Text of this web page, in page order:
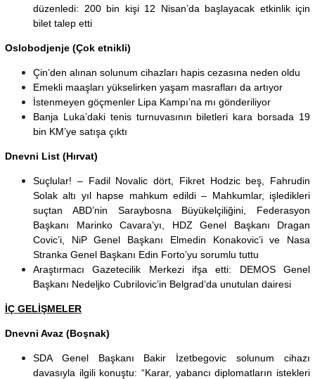
düzenledi: 200 bin kişi 12 Nisan’da başlayacak etkinlik için
bilet talep etti
Oslobodjenje (Çok etnikli)
Çin’den alınan solunum cihazları hapis cezasına neden oldu
Emekli maaşları yükselirken yaşam masrafları da artıyor
İstenmeyen göçmenler Lipa Kampı’na mı gönderiliyor
Banja Luka’daki tenis turnuvasının biletleri kara borsada 19
bin KM’ye satışa çıktı
Dnevni List (Hırvat)
Suçlular! – Fadil Novalic dört, Fikret Hodzic beş, Fahrudin
Solak altı yıl hapse mahkum edildi – Mahkumlar, işledikleri
suçtan ABD’nin Saraybosna Büyükelçiliğini, Federasyon
Başkanı Marinko Cavara’yı, HDZ Genel Başkanı Dragan
Covic’i, NiP Genel Başkanı Elmedin Konakovic’i ve Nasa
Stranka Genel Başkanı Edin Forto’yu sorumlu tuttu
Araştırmacı Gazetecilik Merkezi ifşa etti: DEMOS Genel
Başkanı Nedeljko Cubrilovic’in Belgrad’da unutulan dairesi
İÇ GELİŞMELER
Dnevni Avaz (Boşnak)
SDA Genel Başkanı Bakir İzetbegovic solunum cihazı
davasıyla ilgili konuştu: “Karar, yabancı diplomatların istekleri